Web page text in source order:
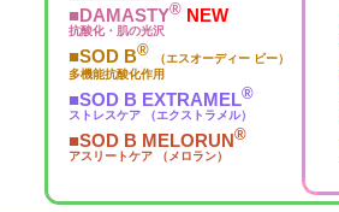
■DAMASTY® NEW
抗酸化・肌の光沢
■SOD B®
（エスオーディー ビー）
多機能抗酸化作用
■SOD B EXTRAMEL®
ストレスケア （エクストラメル）
■SOD B MELORUN®
アスリートケア （メロラン）